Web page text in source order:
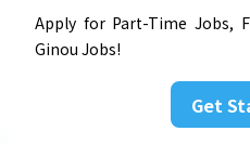
Apply for Part-Time Jobs,
Ginou Jobs!
Get